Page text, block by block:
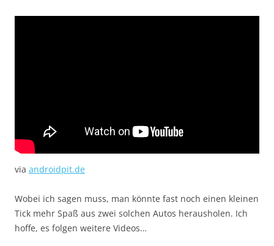
via androidpit.de
Wobei ich sagen muss, man könnte fast noch einen kleinen
Tick mehr Spaß aus zwei solchen Autos herausholen. Ich
hoffe, es folgen weitere Videos…